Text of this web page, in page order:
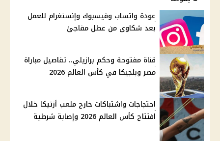
عودة واتساب وفيسبوك وإنستغرام للعمل
بعد شكاوى من عطل مفاجئ
قناة مفتوحة وحكم برازيلي.. تفاصيل مباراة
مصر وبلجيكا في كأس العالم 2026
احتجاجات واشتباكات خارج ملعب أزتيكا خلال
افتتاح كأس العالم 2026 وإصابة شرطية